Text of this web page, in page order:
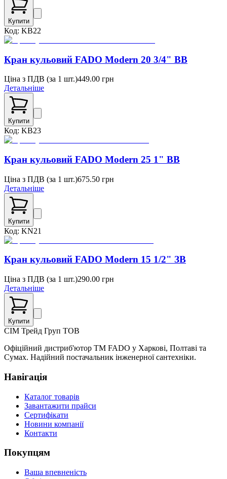
Купити
Код: KB22
Кран кульовий FADO Modern 20 3/4" ВВ
Ціна з ПДВ (за 1 шт.)449.00 грн
Детальніше
Купити
Код: KB23
Кран кульовий FADO Modern 25 1" ВВ
Ціна з ПДВ (за 1 шт.)675.50 грн
Детальніше
Купити
Код: KN21
Кран кульовий FADO Modern 15 1/2" ЗВ
Ціна з ПДВ (за 1 шт.)290.00 грн
Детальніше
Купити
СІМ Трейд Груп ТОВ
Офіційний дистриб'ютор ТМ FADO у Харкові, Полтаві та
Сумах. Надійний постачальник інженерної сантехніки.
Навігація
Каталог товарів
Завантажити прайси
Сертифікати
Новини компанії
Контакти
Покупцям
Ваша впевненість